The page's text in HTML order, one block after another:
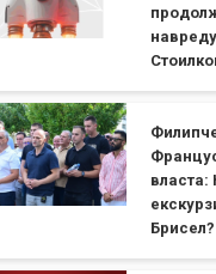
власта:
Брисел?